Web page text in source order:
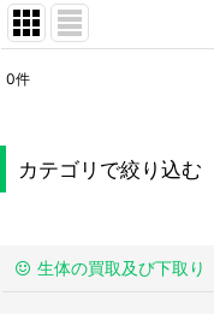
並び順:
0件
カテゴリで絞り込む
生体の買取及び下取り